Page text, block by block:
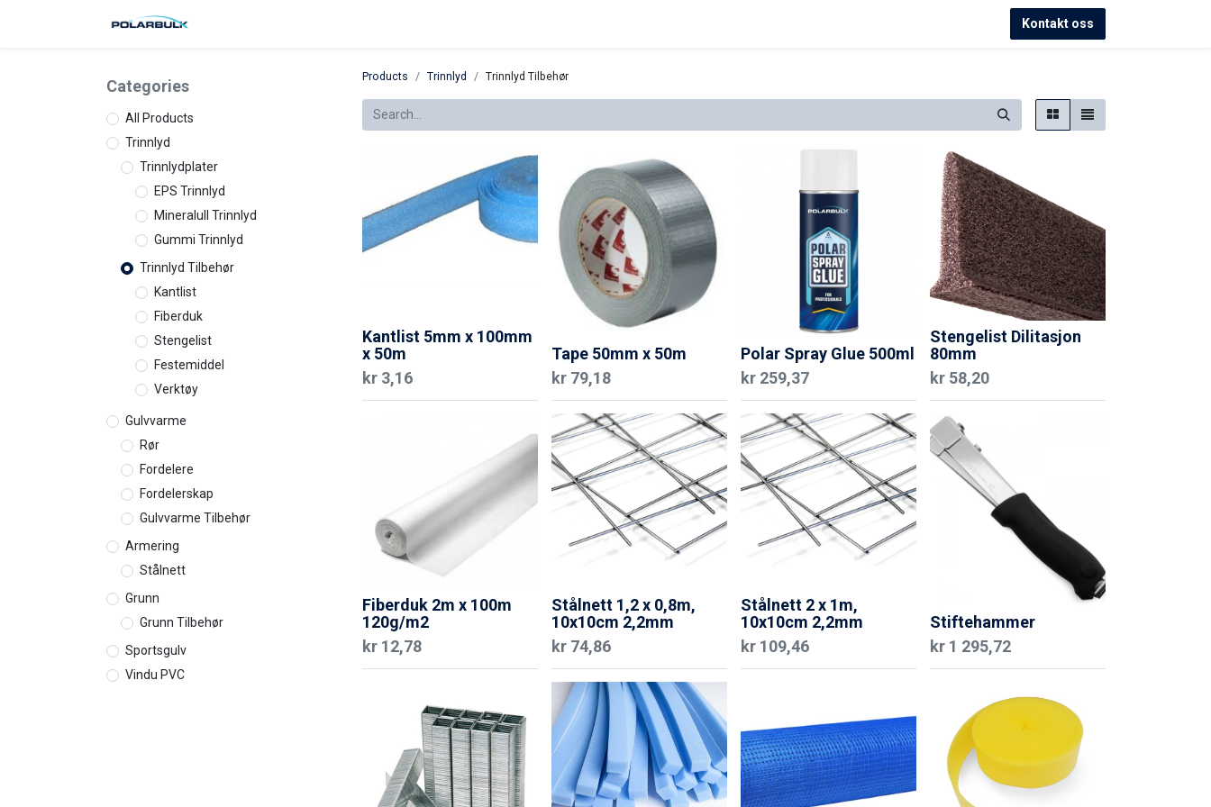
Kontakt oss
Categories
All Products
Trinnlyd
Trinnlydplater
EPS Trinnlyd
Mineralull Trinnlyd
Gummi Trinnlyd
Trinnlyd Tilbehør
Kantlist
Fiberduk
Stengelist
Festemiddel
Verktøy
Gulvvarme
Rør
Fordelere
Fordelerskap
Gulvvarme Tilbehør
Armering
Stålnett
Grunn
Grunn Tilbehør
Sportsgulv
Vindu PVC
Products Trinnlyd Trinnlyd Tilbehør
Kantlist 5mm x 100mm
x 50m
kr 3,16
Tape 50mm x 50m
kr 79,18
Polar Spray Glue 500ml
kr 259,37
Stengelist Dilitasjon
80mm
kr 58,20
Fiberduk 2m x 100m
120g/m2
kr 12,78
Stålnett 1,2 x 0,8m,
10x10cm 2,2mm
kr 74,86
Stålnett 2 x 1m,
10x10cm 2,2mm
kr 109,46
Stiftehammer
kr 1 295,72